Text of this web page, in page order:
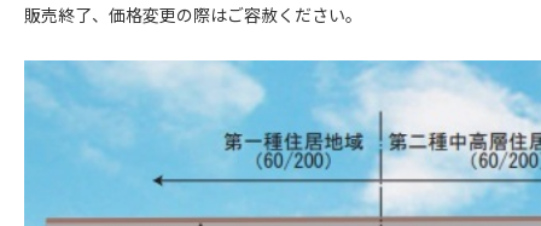
販売終了、価格変更の際はご容赦ください。